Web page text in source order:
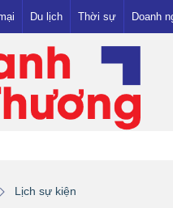
khẩu
- Hàng Việt
Du lịch Thời sự
Trong nước
Quốc tế
Doanh
Lịch sự kiện